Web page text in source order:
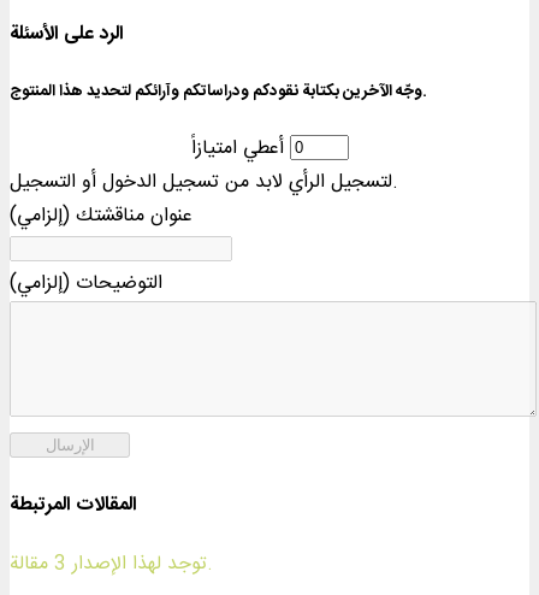
الرد على الأسئلة
وجّه الآخرين بكتابة نقودكم ودراساتكم وآرائكم لتحديد هذا المنتوج.
أعطي امتيازاً
لتسجيل الرأي لابد من تسجيل الدخول أو التسجيل.
عنوان مناقشتك (إلزامي)
التوضيحات (إلزامي)
الإرسال
المقالات المرتبطة
توجد لهذا الإصدار 3 مقالة.